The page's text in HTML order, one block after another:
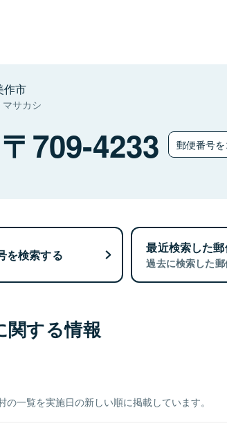
作市
マサカシ
709-4233 郵便番号
を検索する 最近検索した
過去に検索した郵
関する情報
一覧を実施日の新しい順に掲載しています。